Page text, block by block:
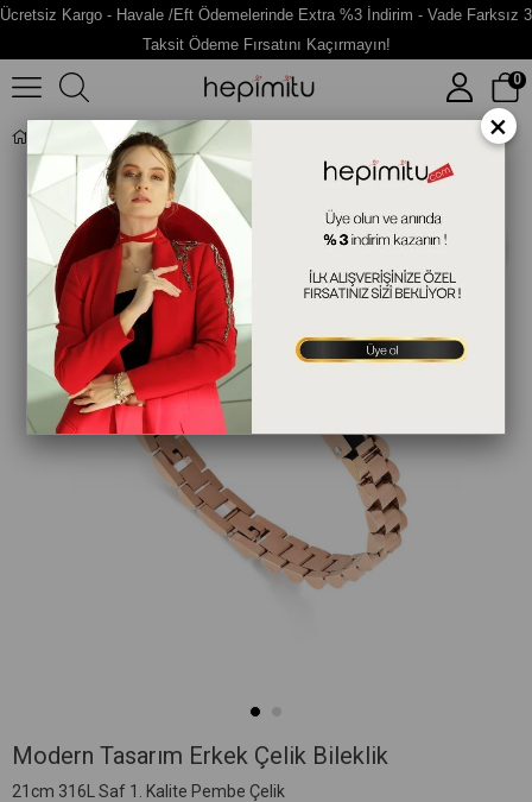
Ücretsiz Kargo - Havale /Eft Ödemelerinde Extra %3 İndirim - Vade Farksız 3
Taksit Ödeme Fırsatını Kaçırmayın!
0
Modern Tasarım Erkek Çelik Bileklik
Modern Tasarım Erkek Çelik Bileklik
21cm 316L Saf 1. Kalite Pembe Çelik
×